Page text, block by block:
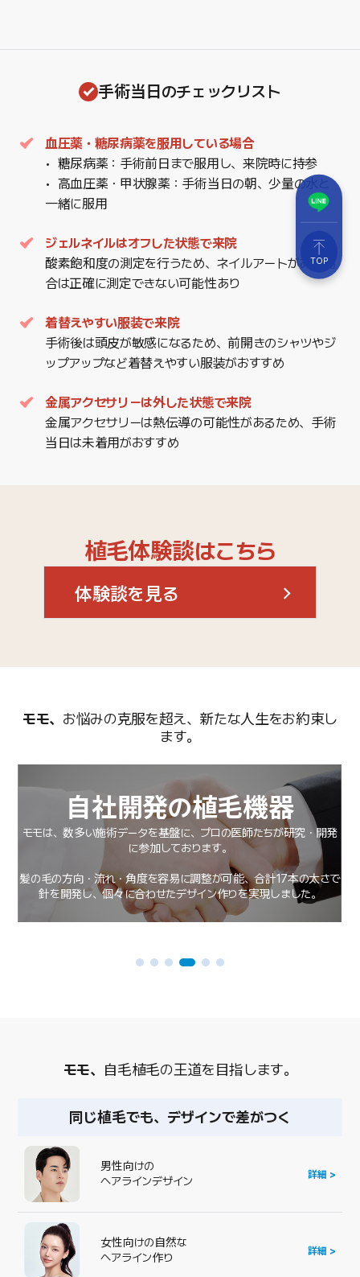
手術当日のチェックリスト
血圧薬・糖尿病薬を服用している場合
糖尿病薬：手術前日まで服用し、来院時に持参
高血圧薬・甲状腺薬：手術当日の朝、少量の水と
一緒に服用
ジェルネイルはオフした状態で来院
酸素飽和度の測定を行うため、ネイルアートがある場
合は正確に測定できない可能性あり
着替えやすい服装で来院
手術後は頭皮が敏感になるため、前開きのシャツやジ
ップアップなど着替えやすい服装がおすすめ
金属アクセサリーは外した状態で来院
金属アクセサリーは熱伝導の可能性があるため、手術
当日は未着用がおすすめ
植毛体験談はこちら
体験談を見る
モモ、 お悩みの克服を超え、新たな人生をお約束し
ます。
自社開発の植毛機器
モモは、数多い施術データを基盤に、プロの医師たちが研究・開発
に参加しております。
髪の毛の方向・流れ・角度を容易に調整が可能、合計17本の太さで
針を開発し、個々に合わせたデザイン作りを実現しました。
モモ、 自毛植毛の王道を目指します。
ヘアライン植毛で、取り戻す自信感
密度重心の
カウンセリング
詳細 >
小顔・輪郭づくりの
カウンセリング
詳細 >
TOP